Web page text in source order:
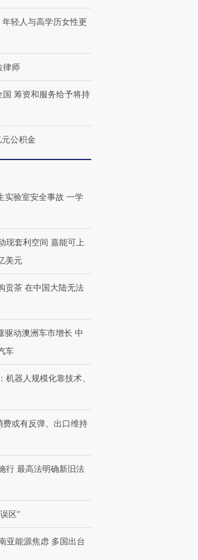
轻人与高学历女性更
律师
国 筹资和服务给予将持
元公积金
实验室安全事故 一学
现套利空间 嘉能可上
美元
贡茶 在中国大陆无法
驱动澳洲车市增长 中
车
机器人规模化靠技术、
费或有反弹、出口维持
行 最高法明确新旧法
区”
亚能源焦虑 多国出台